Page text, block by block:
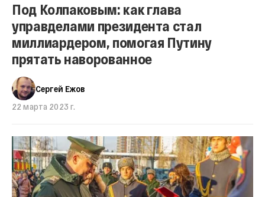
Под Колпаковым: как глава
управделами президента стал
миллиардером, помогая Путину
прятать наворованное
Сергей Ежов
22 марта 2023 г.